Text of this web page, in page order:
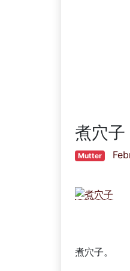
煮穴
Mutter
煮穴子。